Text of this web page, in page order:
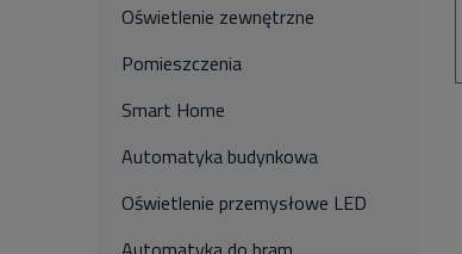
Oświetlenie zewnętrzne
Pomieszczenia
Smart Home
Automatyka budynkowa
Oświetlenie przemysłowe LED